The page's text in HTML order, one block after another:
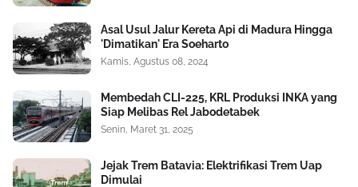
Asal Usul Jalur Kereta Api di Madura Hingga
'Dimatikan' Era Soeharto
Kamis, Agustus 08, 2024
Membedah CLI-225, KRL Produksi INKA yang
Siap Melibas Rel Jabodetabek
Senin, Maret 31, 2025
Jejak Trem Batavia: Elektrifikasi Trem Uap
Dimulai